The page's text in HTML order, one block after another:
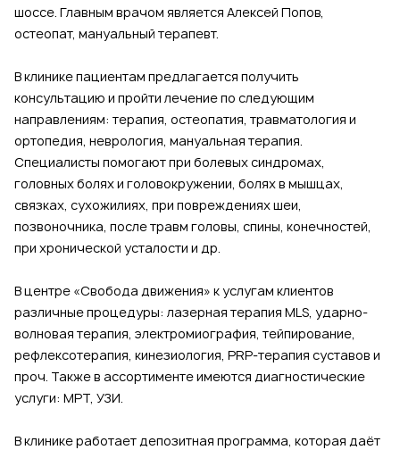
шоссе. Главным врачом является Алексей Попов,
остеопат, мануальный терапевт.
В клинике пациентам предлагается получить
консультацию и пройти лечение по следующим
направлениям: терапия, остеопатия, травматология и
ортопедия, неврология, мануальная терапия.
Специалисты помогают при болевых синдромах,
головных болях и головокружении, болях в мышцах,
связках, сухожилиях, при повреждениях шеи,
позвоночника, после травм головы, спины, конечностей,
при хронической усталости и др.
В центре «Свобода движения» к услугам клиентов
различные процедуры: лазерная терапия MLS, ударно-
волновая терапия, электромиография, тейпирование,
рефлексотерапия, кинезиология, PRP-терапия суставов и
проч. Также в ассортименте имеются диагностические
услуги: МРТ, УЗИ.
В клинике работает депозитная программа, которая даёт